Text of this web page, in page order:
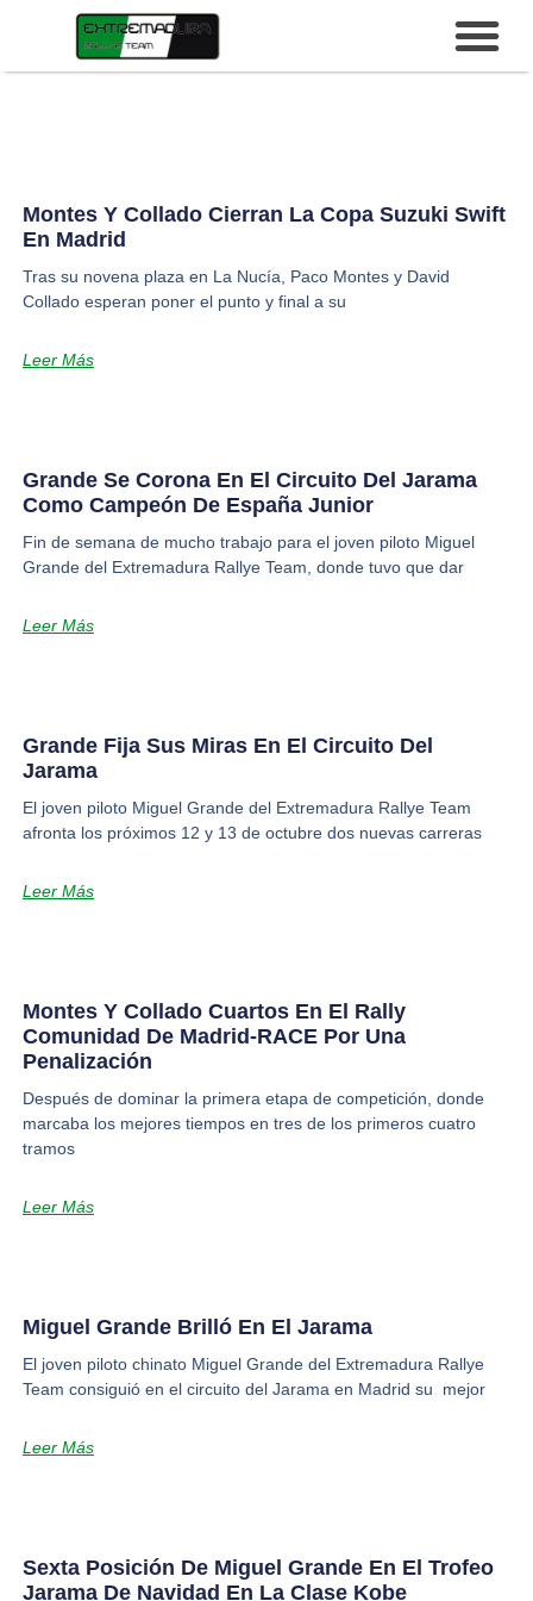
Montes Y Collado Cierran La Copa Suzuki Swift
En Madrid
Tras su novena plaza en La Nucía, Paco Montes y David
Collado esperan poner el punto y final a su
Leer Más
Grande Se Corona En El Circuito Del Jarama
Como Campeón De España Junior
Fin de semana de mucho trabajo para el joven piloto Miguel
Grande del Extremadura Rallye Team, donde tuvo que dar
Leer Más
Grande Fija Sus Miras En El Circuito Del
Jarama
El joven piloto Miguel Grande del Extremadura Rallye Team
afronta los próximos 12 y 13 de octubre dos nuevas carreras
Leer Más
Montes Y Collado Cuartos En El Rally
Comunidad De Madrid-RACE Por Una
Penalización
Después de dominar la primera etapa de competición, donde
marcaba los mejores tiempos en tres de los primeros cuatro
tramos
Leer Más
Miguel Grande Brilló En El Jarama
El joven piloto chinato Miguel Grande del Extremadura Rallye
Team consiguió en el circuito del Jarama en Madrid su mejor
Leer Más
Sexta Posición De Miguel Grande En El Trofeo
Jarama De Navidad En La Clase Kobe